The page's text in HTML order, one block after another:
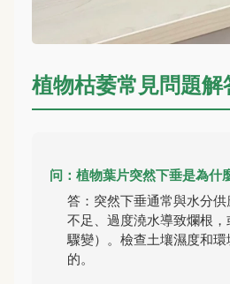
植物枯萎常見問題解
问：植物葉片突然下垂是為什
答：突然下垂通常與水分
不足、過度澆水導致爛根
驟變）。檢查土壤濕度和
的。